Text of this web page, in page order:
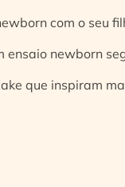
com o seu
ensaio newborn
que inspiram